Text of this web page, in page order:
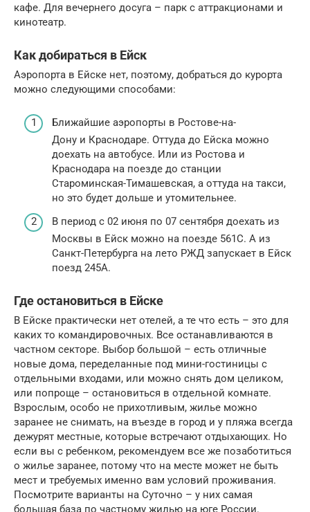
кафе. Для вечернего досуга – парк с аттракционами и
кинотеатр.
Как добираться в Ейск
Аэропорта в Ейске нет, поэтому, добраться до курорта
можно следующими способами:
Ближайшие аэропорты в Ростове-на-
Дону и Краснодаре. Оттуда до Ейска можно
доехать на автобусе. Или из Ростова и
Краснодара на поезде до станции
Староминская-Тимашевская, а оттуда на такси,
но это будет дольше и утомительнее.
В период с 02 июня по 07 сентября доехать из
Москвы в Ейск можно на поезде 561С. А из
Санкт-Петербурга на лето РЖД запускает в Ейск
поезд 245А.
Где остановиться в Ейске
В Ейске практически нет отелей, а те что есть – это для
каких то командировочных. Все останавливаются в
частном секторе. Выбор большой – есть отличные
новые дома, переделанные под мини-гостиницы с
отдельными входами, или можно снять дом целиком,
или попроще – остановиться в отдельной комнате.
Взрослым, особо не прихотливым, жилье можно
заранее не снимать, на въезде в город и у пляжа всегда
дежурят местные, которые встречают отдыхающих. Но
если вы с ребенком, рекомендуем все же позаботиться
о жилье заранее, потому что на месте может не быть
мест и требуемых именно вам условий проживания.
Посмотрите варианты на Суточно – у них самая
большая база по частному жилью на юге России.